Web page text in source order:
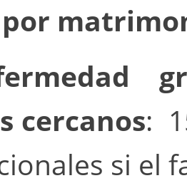
por
cercanos:
si el